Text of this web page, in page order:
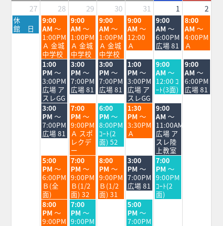
27
28 29 30 31 1 2
月
曜
日,
休
館 日
火
曜
日,
7
月
28th
2026
9:00
AM ～
1:00PM
Ａ 金城
中学校
水
曜
日,
7
月
29th
2026
9:00
AM ～
1:00PM
Ａ 金城
中学校
木
曜
日,
7
月
30th
2026
9:00
AM ～
1:00PM
Ａ 金城
中学校
金
曜
日,
7
月
31st
2026
9:00
AM ～
12:00
Ａ
土
曜
日,
8
月
1st
2026
9:00
AM ～
6:00PM
広場 81
日
曜
日,
8
月
2nd
2026
8:00
AM ～
4:00PM
Ａ
火
曜
日,
7
月
28th
2026
1:00
PM ～
3:00PM
広場 ア
スレGG
水
曜
日,
7
月
29th
2026
3:00
PM ～
7:00PM
広場 81
木
曜
日,
7
月
30th
2026
3:00
PM ～
7:00PM
広場 81
金
曜
日,
7
月
31st
2026
1:00
PM ～
3:00PM
広場 ア
スレGG
土
曜
日,
8
月
1st
2026
9:00
AM ～
12:00 ｺ
ｰﾄ(3面)
日
曜
日,
8
月
9:00
AM ～
6:00PM
広場 81
火
曜
日,
7
月
2026
3:00
PM ～
7:00PM
広場 81
水
曜
日,
7
月
29th
2026
7:00
PM ～
9:00PM
Ａ スポ
レクデ
ー
木
曜
日,
7
月
30th
2026
6:00
PM ～
8:00PM
ｺｰﾄ(2
面) 52
金
曜
日,
7
月
2026
1:30
PM ～
3:30PM
Ａ
土
曜
日,
8
月
1st
2026
9:00
AM ～
11:00AM
広場 ア
スレ陸
上教室
火
曜
日,
7
月
28th
2026
5:00
PM ～
6:00PM
Ｂ(全
面)
水
曜
日,
7
月
29th
2026
7:00
PM ～
9:00PM
Ｂ(1/2
面) 32
木
曜
日,
7
月
30th
8:00
PM ～
9:00PM
Ｂ(1/2
面) 31
金
曜
日,
7
月
31st
2026
3:00
PM ～
7:00PM
広場 81
土
曜
日,
8
月
1st
7:00
PM ～
9:00PM
ｺｰﾄ(2
面)
火
曜
日,
8:00
PM ～
9:00PM
水
曜
日,
7:00
PM ～
9:00PM
金
曜
日,
5:00
PM ～
7:00PM